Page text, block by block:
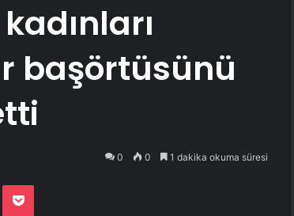
başörtüsünü
0 0 1 dakika okuma süresi
Pocket